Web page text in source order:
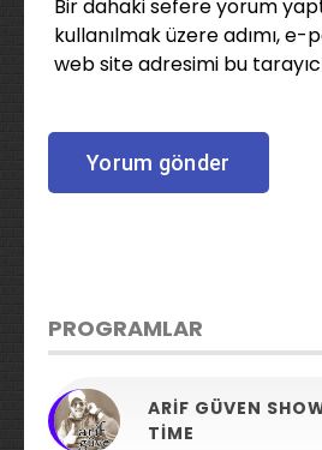
Bir dahaki sefere yorum
kullanılmak üzere adımı,
web site adresimi bu
PROGRAMLAR
ARIF GÜVEN
TIME